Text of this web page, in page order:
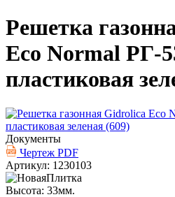
Решетка
Eco Normal РГ-
пластиковая
Документы
Чертеж PDF
Артикул: 1230103
Высота: 33мм.